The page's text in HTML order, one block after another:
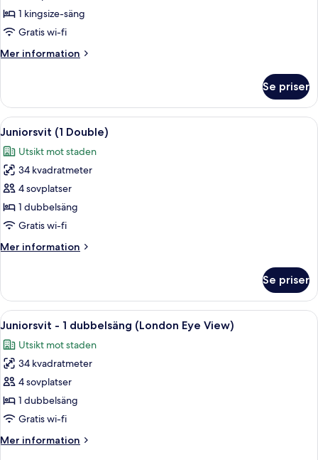
-
1
1 kingsize-säng
Gratis wi-fi
Mer information
Mer
-
sovrum
Se priser
Öppna
alla
foton
för
Juniorsvit
(1
Double)
Ett hotellrum med en säng, ett
5
Juniorsvit (1 Double)
Utsikt mot staden
34 kvadratmeter
4 sovplatser
1 dubbelsäng
Gratis wi-fi
Mer information
Mer
(1
Double)
Se priser
Öppna
alla
foton
för
Juniorsvit
-
1
(London
Ett hotellrum med en stor säng, en
7
Juniorsvit - 1 dubbelsäng (London Eye View)
Utsikt mot staden
34 kvadratmeter
4 sovplatser
1 dubbelsäng
Gratis wi-fi
Mer information
Mer